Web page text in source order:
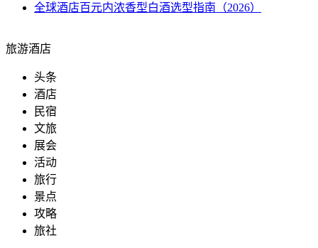
全球酒店百元内浓香型白酒选型指南（2026）
旅游酒店
头条
酒店
民宿
文旅
展会
活动
旅行
景点
攻略
旅社